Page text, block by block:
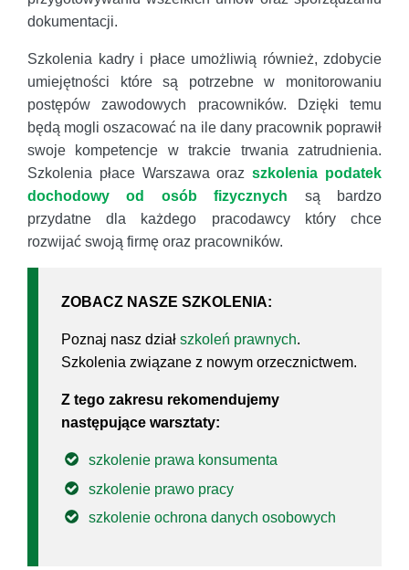
dokumentacji.
Szkolenia kadry i płace umożliwią również, zdobycie
umiejętności które są potrzebne w monitorowaniu
postępów zawodowych pracowników. Dzięki temu
będą mogli oszacować na ile dany pracownik poprawił
swoje kompetencje w trakcie trwania zatrudnienia.
Szkolenia płace Warszawa orazszkolenia podatek
dochodowy od osób fizycznych są bardzo
przydatne dla każdego pracodawcy który chce
rozwijać swoją firmę oraz pracowników.
ZOBACZ NASZE SZKOLENIA:
Poznaj nasz dział szkoleń prawnych.
Szkolenia związane z nowym orzecznictwem.
Z tego zakresu rekomendujemy
następujące warsztaty:
szkolenie prawa konsumenta
szkolenie prawo pracy
szkolenie ochrona danych osobowych